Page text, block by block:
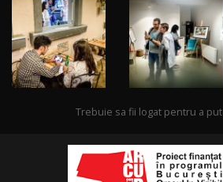
Trebuie sa fii logat pentru a